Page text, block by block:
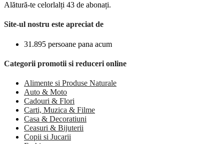
Alătură-te celorlalți 43 de abonați.
Site-ul nostru este apreciat de
31.895 persoane pana acum
Categorii promotii si reduceri online
Alimente si Produse Naturale
Auto & Moto
Cadouri & Flori
Carti, Muzica & Filme
Casa & Decoratiuni
Ceasuri & Bijuterii
Copii si Jucarii